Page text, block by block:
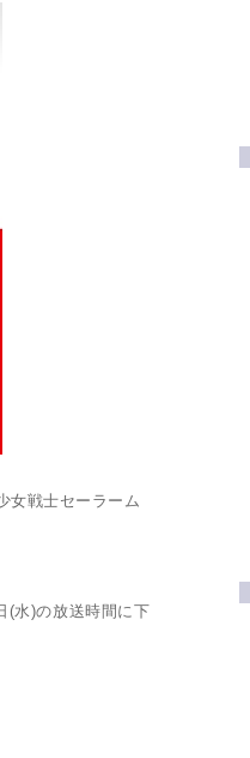
女戦士セーラーム
(水)の放送時間に下